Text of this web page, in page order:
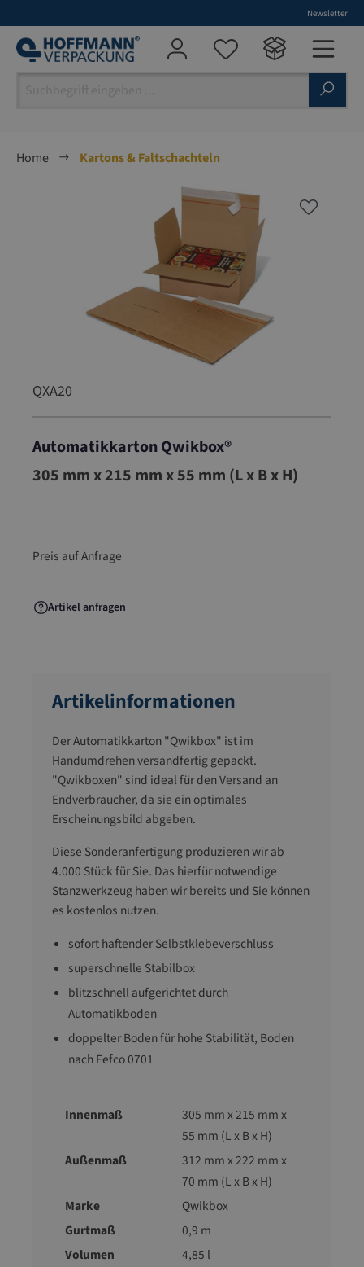
Newsletter
Home
Kartons & Faltschachteln
QXA20
Automatikkarton Qwikbox®
QXA20
305 mm x 215 mm x 55 mm (L x B x H)
Preis auf Anfrage
Artikel anfragen
Artikelinformationen
Der Automatikkarton "Qwikbox" ist im
Handumdrehen versandfertig gepackt.
"Qwikboxen" sind ideal für den Versand an
Endverbraucher, da sie ein optimales
Erscheinungsbild abgeben.
Diese Sonderanfertigung produzieren wir ab
4.000 Stück für Sie. Das hierfür notwendige
Stanzwerkzeug haben wir bereits und Sie können
es kostenlos nutzen.
sofort haftender Selbstklebeverschluss
superschnelle Stabilbox
blitzschnell aufgerichtet durch
Automatikboden
doppelter Boden für hohe Stabilität, Boden
nach Fefco 0701
Innenmaß
305 mm x 215 mm x
55 mm (L x B x H)
Außenmaß
312 mm x 222 mm x
70 mm (L x B x H)
Marke
Qwikbox
Gurtmaß
0,9 m
Volumen
4,85 l